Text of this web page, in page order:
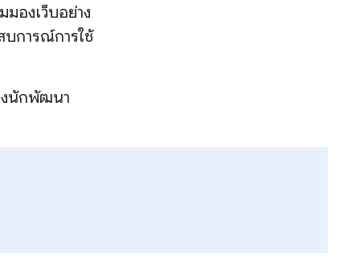
มองเว็บอย่าง
การณ์การใช้
งนักพัฒนา